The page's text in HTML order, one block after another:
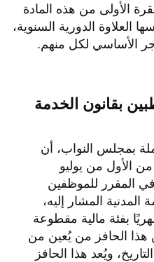
الأولى من هذه المادة
الدورية السنوية،
الأساسي لكل منهم.
بقانون الخدمة
بمجلس النواب، أن
الأول من يوليو
المقرر للموظفين
المدنية المشار إليه،
بفئة مالية مقطوعة
من هذا الحافز من يُعين من
ويُعد هذا الحافز